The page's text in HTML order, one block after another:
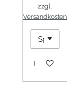
zzgl.
Versandkosten
In den